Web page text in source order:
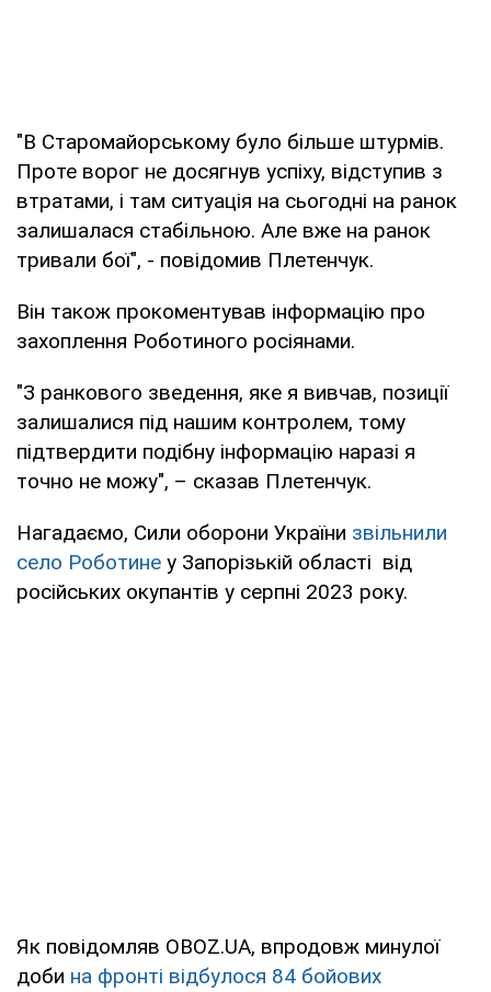
"В Старомайорському було більше штурмів.
Проте ворог не досягнув успіху, відступив з
втратами, і там ситуація на сьогодні на ранок
залишалася стабільною. Але вже на ранок
тривали бої", - повідомив Плетенчук.
Він також прокоментував інформацію про
захоплення Роботиного росіянами.
"З ранкового зведення, яке я вивчав, позиції
залишалися під нашим контролем, тому
підтвердити подібну інформацію наразі я
точно не можу", – сказав Плетенчук.
Нагадаємо, Сили оборони України звільнили
село Роботине у Запорізькій області від
російських окупантів у серпні 2023 року.
Як повідомляв OBOZ.UA, впродовж минулої
доби на фронті відбулося 84 бойових